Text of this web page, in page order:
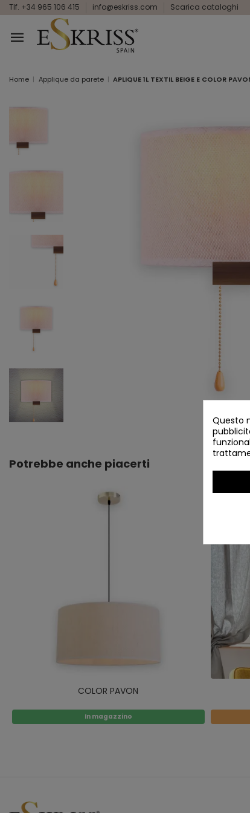
Tlf. +34 965 106 415 info@eskriss.com Scarica cataloghi
Home Applique da parete APLIQUE 1L TEXTIL BEIGE E COLOR
Potrebbe anche piacerti
COLOR PAVON
In magazzino
Questo